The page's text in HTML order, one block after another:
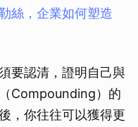
絲，企業如何塑造
要認清，證明自己與
Compounding）的
，你往往可以獲得更